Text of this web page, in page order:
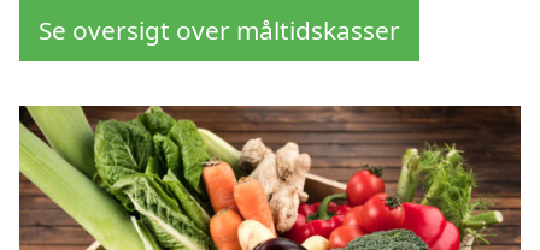
Se oversigt over måltidskasser